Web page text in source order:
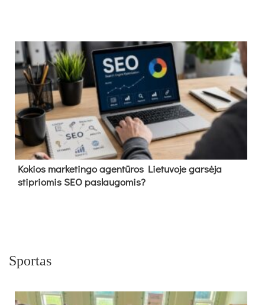
Kokios marketingo agentūros Lietuvoje garsėja
stipriomis SEO paslaugomis?
Sportas